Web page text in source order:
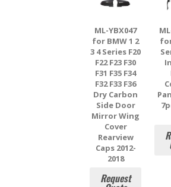
ML-YBX047
for BMW 1 2
3 4 Series F20
F22 F23 F30
F31 F35 F34
F32 F33 F36
Dry Carbon
Side Door
Mirror Wing
Cover
Rearview
Caps 2012-
2018
Request